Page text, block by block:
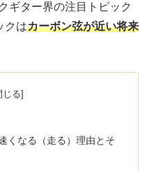
ギター界の注目トピック
クはカーボン弦が近い将来
くなる（走る）理由とそ